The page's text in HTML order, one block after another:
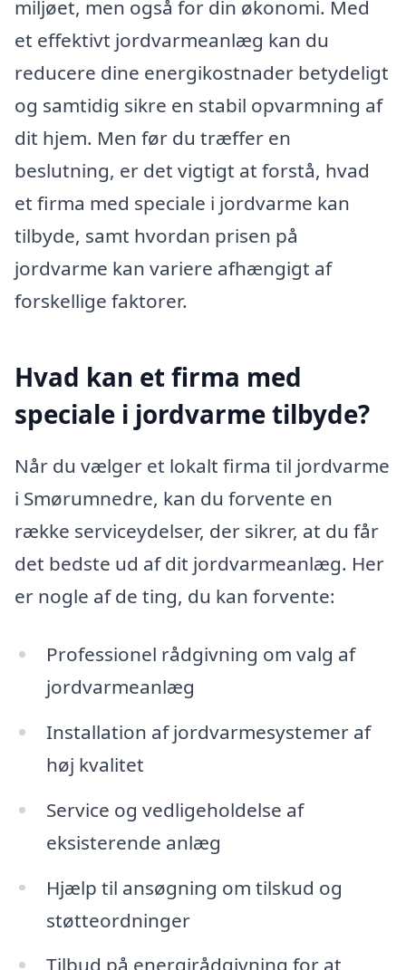
miljøet, men også for din økonomi. Med
et effektivt jordvarmeanlæg kan du
reducere dine energikostnader betydeligt
og samtidig sikre en stabil opvarmning af
dit hjem. Men før du træffer en
beslutning, er det vigtigt at forstå, hvad
et firma med speciale i jordvarme kan
tilbyde, samt hvordan prisen på
jordvarme kan variere afhængigt af
forskellige faktorer.
Hvad kan et firma med
speciale i jordvarme tilbyde?
Når du vælger et lokalt firma til jordvarme
i Smørumnedre, kan du forvente en
række serviceydelser, der sikrer, at du får
det bedste ud af dit jordvarmeanlæg. Her
er nogle af de ting, du kan forvente:
Professionel rådgivning om valg af
jordvarmeanlæg
Installation af jordvarmesystemer af
høj kvalitet
Service og vedligeholdelse af
eksisterende anlæg
Hjælp til ansøgning om tilskud og
støtteordninger